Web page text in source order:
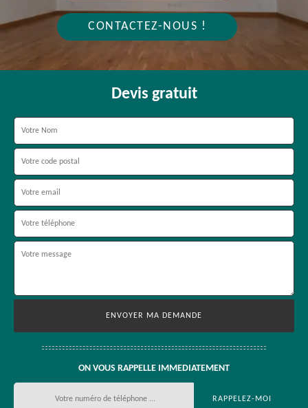
CONTACTEZ-NOUS !
Devis gratuit
ON VOUS RAPPELLE IMMEDIATEMENT